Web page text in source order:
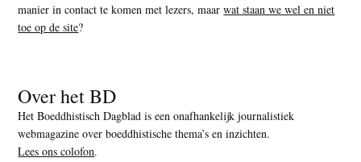
manier in contact te komen met lezers, maarwat staan we wel en niet
toe op de site?
Over het BD
Het Boeddhistisch Dagblad is een onafhankelijk journalistiek
webmagazine over boeddhistische thema’s en inzichten.
Lees ons colofon.